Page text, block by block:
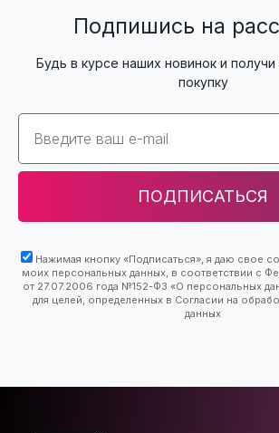
Подпишись на
Будь в курсе наших новинок и
покупку
Email
ПОДПИСАТЬСЯ
Нажимая кнопку «Подписаться», я даю свое
моих персональных данных, в соответствии с
от 27.07.2006 года №152-ФЗ «О персональных
для целей, определенных в Согласии на
данных